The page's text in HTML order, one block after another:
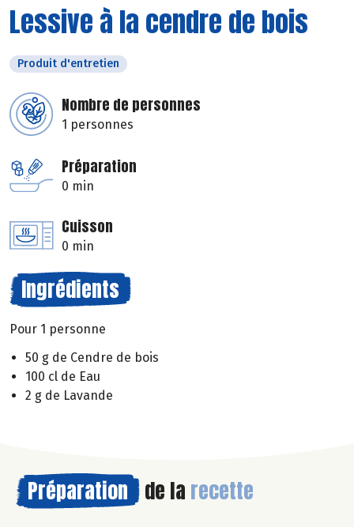
Lessive à la cendre de bois
Produit d'entretien
Nombre de personnes
1 personnes
Préparation
0 min
Cuisson
0 min
Ingrédients
Pour 1 personne
50 g de Cendre de bois
100 cl de Eau
2 g de Lavande
Préparation de la recette